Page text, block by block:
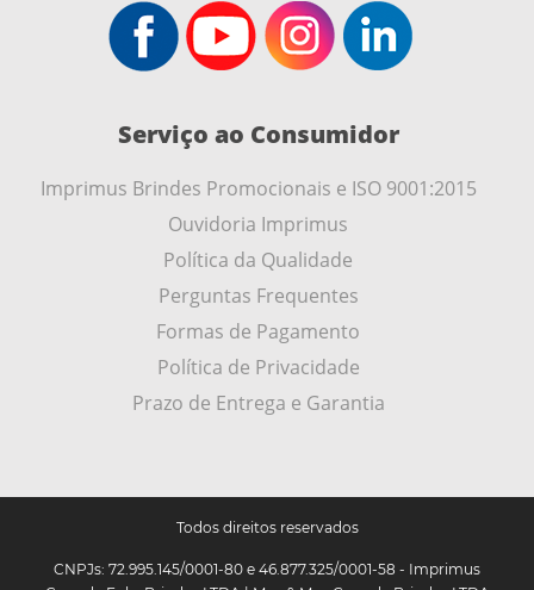
Serviço ao Consumidor
Imprimus Brindes Promocionais e ISO 9001:2015
Ouvidoria Imprimus
Política da Qualidade
Perguntas Frequentes
Formas de Pagamento
Política de Privacidade
Prazo de Entrega e Garantia
Todos direitos reservados
CNPJs: 72.995.145/0001-80 e 46.877.325/0001-58 - Imprimus